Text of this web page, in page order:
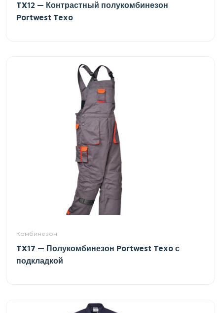
TX12 — Контрастный полукомбинезон
Portwest Texo
Комбинезон
TX17 — Полукомбинезон Portwest Texo с
подкладкой